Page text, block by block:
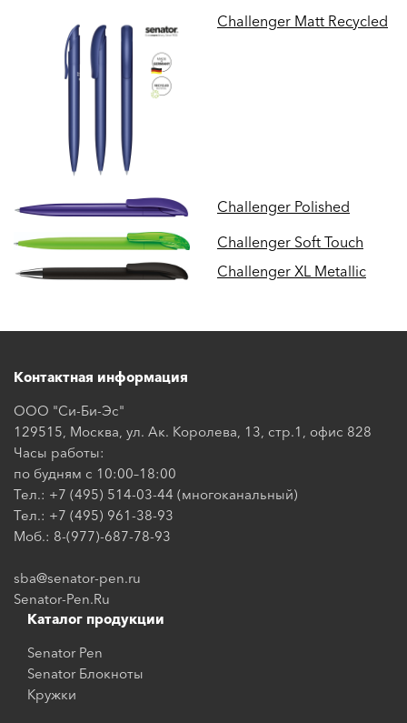
Challenger Matt Recycled
Challenger Polished
Challenger Soft Touch
Challenger XL Metallic
Контактная информация
ООО "Си-Би-Эс"
129515, Москва, ул. Ак. Королева, 13, стр.1, офис 828
Часы работы:
по будням с 10:00–18:00
Тел.: +7 (495) 514-03-44 (многоканальный)
Тел.: +7 (495) 961-38-93
Моб.: 8-(977)-687-78-93
sba@senator-pen.ru
Senator-Pen.Ru
Каталог продукции
Senator Pen
Senator Блокноты
Кружки